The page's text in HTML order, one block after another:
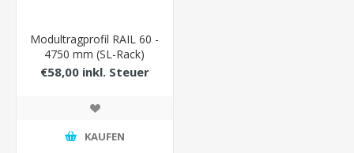
Modultragprofil RAIL 60 -
4750 mm (SL-Rack)
€58,00 inkl. Steuer
KAUFEN